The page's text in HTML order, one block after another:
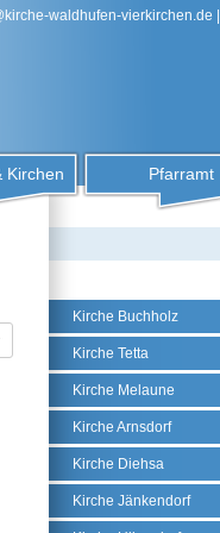
waldhufen-vierkirchen.de
Kirchen Pfarramt
Kirche Buchholz
Kirche Tetta
Kirche Melaune
Kirche Arnsdorf
Kirche Diehsa
Kirche Jänkendorf